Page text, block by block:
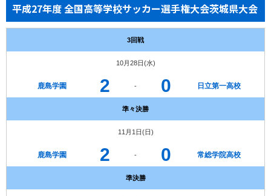
平成27年度 全国高等学校サッカー選手権大会茨城県大会
3回戦
10月28日(水)
鹿島学園 2 - 0 日立第一高校
準々決勝
11月1日(日)
鹿島学園 2 - 0 常総学院高校
準決勝